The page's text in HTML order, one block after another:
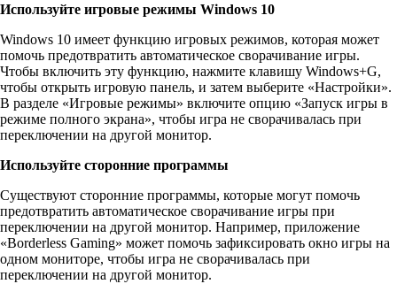
Используйте игровые режимы Windows 10
Windows 10 имеет функцию игровых режимов, которая может
помочь предотвратить автоматическое сворачивание игры.
Чтобы включить эту функцию, нажмите клавишу Windows+G,
чтобы открыть игровую панель, и затем выберите «Настройки».
В разделе «Игровые режимы» включите опцию «Запуск игры в
режиме полного экрана», чтобы игра не сворачивалась при
переключении на другой монитор.
Используйте сторонние программы
Существуют сторонние программы, которые могут помочь
предотвратить автоматическое сворачивание игры при
переключении на другой монитор. Например, приложение
«Borderless Gaming» может помочь зафиксировать окно игры на
одном мониторе, чтобы игра не сворачивалась при
переключении на другой монитор.